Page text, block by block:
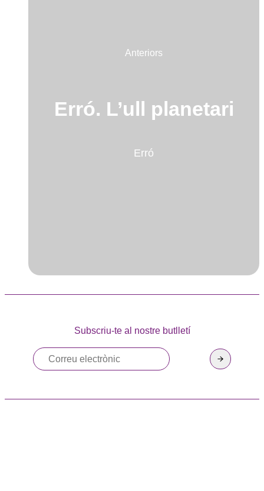
Anteriors
Erró. L’ull planetari
Erró
Subscriu-te al nostre butlletí